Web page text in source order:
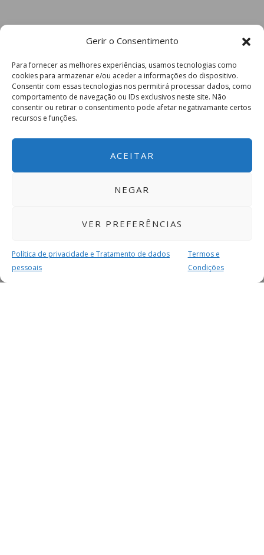
Gerir o Consentimento
Para fornecer as melhores experiências, usamos tecnologias como
cookies para armazenar e/ou aceder a informações do dispositivo.
Consentir com essas tecnologias nos permitirá processar dados, como
comportamento de navegação ou IDs exclusivos neste site. Não
consentir ou retirar o consentimento pode afetar negativamante certos
recursos e funções.
ACEITAR
NEGAR
VER PREFERÊNCIAS
Política de privacidade e Tratamento de dados
pessoais
Termos e
Condições